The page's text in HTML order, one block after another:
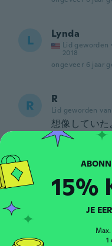
L Lynda
Lid geworden
2018
ongeveer 6 jaar
R R
Lid geworden van
想像してい
ongeveer 6 jaar
C Cheryl
Lid geworden
ongeveer 6 jaar
M Massarwe
Lid geworden van
15%
JE
1